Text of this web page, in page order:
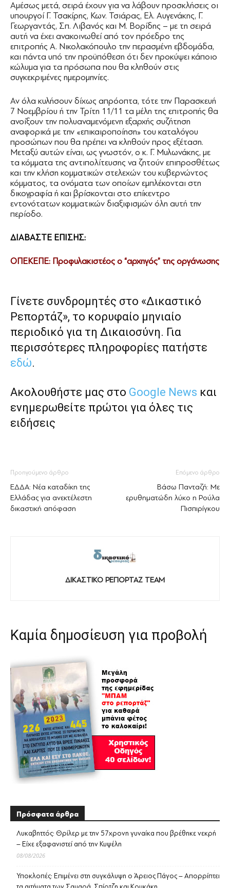
Αμέσως μετά, σειρά έχουν για να λάβουν προσκλήσεις οι
υπουργοί Γ. Τσακίρης, Κων. Τσιάρας, Ελ. Αυγενάκης, Γ.
Γεωργαντάς, Σπ. Λιβανός και Μ. Βορίδης – με τη σειρά
αυτή να έχει ανακοινωθεί από τον πρόεδρο της
επιτροπής Α. Νικολακόπουλο την περασμένη εβδομάδα,
και πάντα υπό την προϋπόθεση ότι δεν προκύψει κάποιο
κώλυμα για τα πρόσωπα που θα κληθούν στις
συγκεκριμένες ημερομηνίες.
Αν όλα κυλήσουν δίχως απρόοπτα, τότε την Παρασκευή
7 Νοεμβρίου ή την Τρίτη 11/11 τα μέλη της επιτροπής θα
ανοίξουν την πολυαναμενόμενη εξαρχής συζήτηση
αναφορικά με την «επικαιροποίηση» του καταλόγου
προσώπων που θα πρέπει να κληθούν προς εξέταση.
Μεταξύ αυτών είναι, ως γνωστόν, ο κ. Γ. Μυλωνάκης, με
τα κόμματα της αντιπολίτευσης να ζητούν επιπροσθέτως
και την κλήση κομματικών στελεχών του κυβερνώντος
κόμματος, τα ονόματα των οποίων εμπλέκονται στη
δικογραφία ή και βρίσκονται στο επίκεντρο
εντονότατων κομματικών διαξιφισμών όλη αυτή την
περίοδο.
ΔΙΑΒΑΣΤΕ ΕΠΙΣΗΣ:
ΟΠΕΚΕΠΕ: Προφυλακιστέος ο “αρχηγός” της οργάνωσης
Γίνετε συνδρομητές στο «Δικαστικό
Ρεπορτάζ», το κορυφαίο μηνιαίο
περιοδικό για τη Δικαιοσύνη. Για
περισσότερες πληροφορίες πατήστε
εδώ.
Ακολουθήστε μας στο Google News και
ενημερωθείτε πρώτοι για όλες τις
ειδήσεις
Προηγούμενο άρθρο
ΕΔΔΑ: Νέα καταδίκη της
Ελλάδας για ανεκτέλεστη
δικαστική απόφαση
Επόμενο άρθρο
Βάσω Πανταζή: Με
ερυθηματώδη λύκο η Ρούλα
Πισπιρίγκου
ΔΙΚΑΣΤΙΚΟ ΡΕΠΟΡΤΑΖ TEAM
Καμία δημοσίευση για προβολή
Πρόσφατα άρθρα
Λυκαβηττός: Θρίλερ με την 57χρονη γυναίκα που βρέθηκε νεκρή
– Είχε εξαφανιστεί από την Κυψέλη
08/08/2026
Υποκλοπές: Επιμένει στη συγκάλυψη ο Άρειος Πάγος – Απορρίπτει